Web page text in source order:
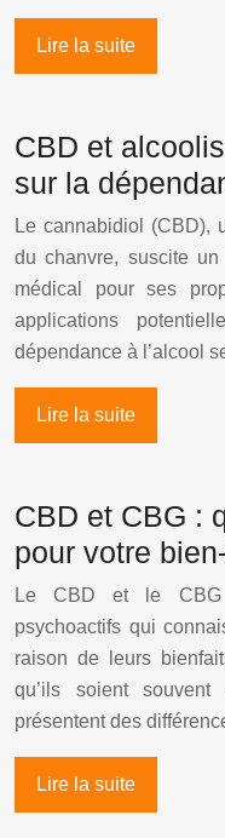
Lire la suite
CBD et
sur la
Le cannabidiol (CBD),
du chanvre, suscite
médical pour ses
applications
dépendance à l’alcool
Lire la suite
CBD et CBG :
pour votre
Le CBD et le CBG
psychoactifs qui
raison de leurs
qu’ils soient
présentent des
Lire la suite